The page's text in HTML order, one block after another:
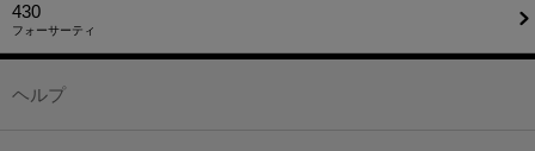
430
フォーサーティ
ヘルプ